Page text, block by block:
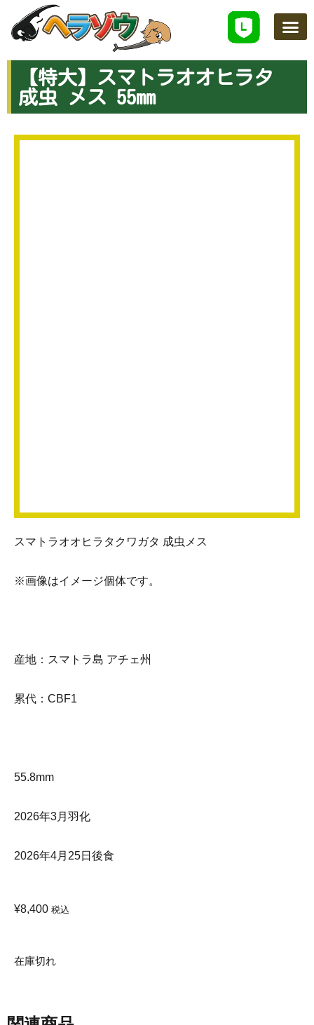
【特大】スマトラオオヒラタ
成虫 メス 55mm
スマトラオオヒラタクワガタ 成虫メス
※画像はイメージ個体です。
産地：スマトラ島 アチェ州
累代：CBF1
55.8mm
2026年3月羽化
2026年4月25日後食
¥8,400 税込
在庫切れ